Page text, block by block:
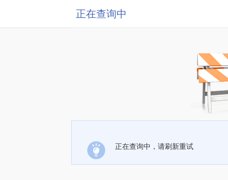
正在查询中
正在查询中，请刷新重试